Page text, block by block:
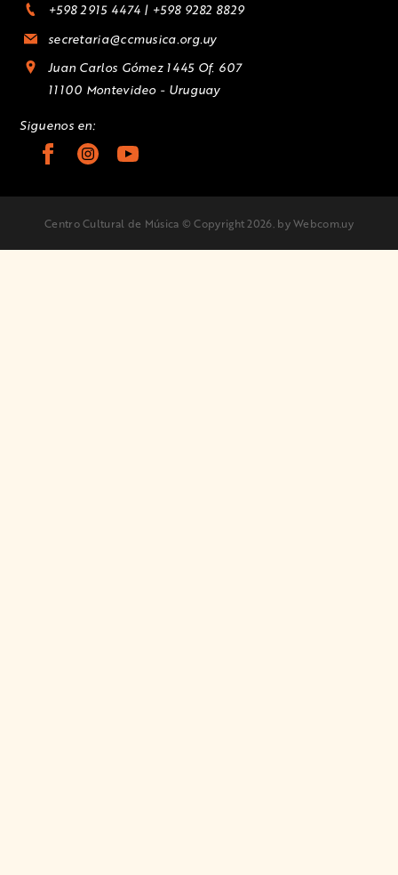
+598 2915 4474 | +598 9282 8829
secretaria@ccmusica.org.uy
Juan Carlos Gómez 1445 Of. 607
11100 Montevideo - Uruguay
Siguenos en:
Centro Cultural de Música © Copyright 2026. by Webcom.uy